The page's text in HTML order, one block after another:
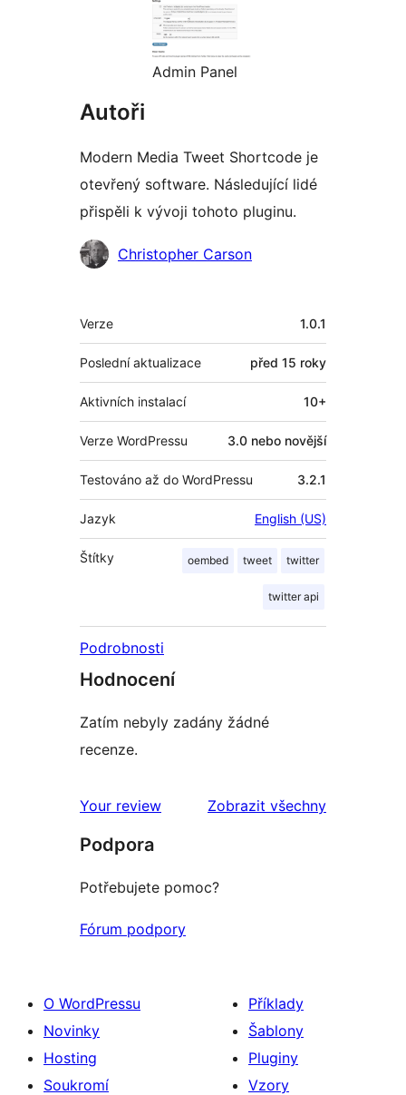
Admin Panel
Autoři
Modern Media Tweet Shortcode je
otevřený software. Následující lidé
přispěli k vývoji tohoto pluginu.
Spolupracovníci
Christopher Carson
Meta
Verze 1.0.1
Poslední aktualizace před 15 roky
Aktivních instalací 10+
Verze WordPressu 3.0 nebo novější
Testováno až do WordPressu 3.2.1
Jazyk English (US)
Štítky oembed tweet twitter
twitter api
Podrobnosti
Hodnocení
Zatím nebyly zadány žádné
recenze.
Your review Zobrazit všechnyrecenze
Podpora
Potřebujete pomoc?
Fórum podpory
O WordPressu
Novinky
Hosting
Soukromí
Příklady
Šablony
Pluginy
Vzory